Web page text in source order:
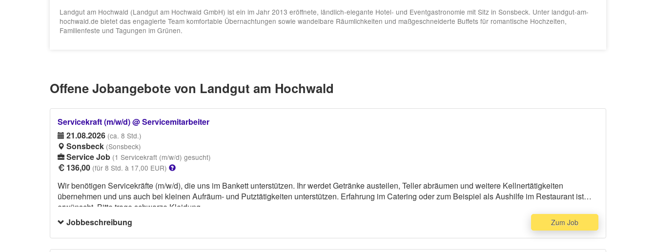
Landgut am Hochwald (Landgut am Hochwald GmbH) ist ein im Jahr 2013 eröffnete, ländlich-elegante Hotel- und Eventgastronomie mit Sitz in Sonsbeck. Unter landgut-am-
hochwald.de bietet das engagierte Team komfortable Übernachtungen sowie wandelbare Räumlichkeiten und maßgeschneiderte Buffets für romantische Hochzeiten,
Familienfeste und Tagungen im Grünen.
Offene Jobangebote von Landgut am Hochwald
Servicekraft (m/w/d) @ Servicemitarbeiter
21.08.2026 (ca. 8 Std.)
Sonsbeck (Sonsbeck)
Service Job (1 Servicekraft (m/w/d) gesucht)
136,00 (für 8 Std. à 17,00 EUR)
Wir benötigen Servicekräfte (m/w/d), die uns im Bankett unterstützen. Ihr werdet Getränke austeilen, Teller abräumen und weitere Kellnertätigkeiten
übernehmen und uns auch bei kleinen Aufräum- und Putztätigkeiten unterstützen. Erfahrung im Catering oder zum Beispiel als Aushilfe im Restaurant ist
erwünscht. Bitte trage schwarze Kleidung.
Jobbeschreibung
Zum Job